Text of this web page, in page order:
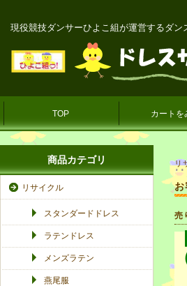
現役競技ダンサーひよこ組が運営するダ
TOP カートを
リ
売
商品カテゴリ
リサイクル
スタンダードドレス
ラテンドレス
メンズラテン
燕尾服